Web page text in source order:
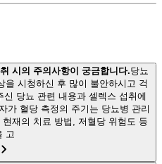
시의 주의사항이 궁금합니다.당뇨
을 시청하신 후 많이 불안하시고 걱
당뇨 관련 내용과 셀렉스 섭취에
가 혈당 측정의 주기는 당뇨병 관리
재의 치료 방법, 저혈당 위험도 등
고